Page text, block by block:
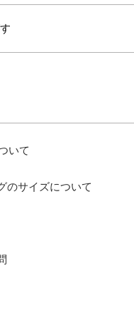
いて
のサイズについて